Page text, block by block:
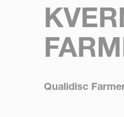
Qualidisc